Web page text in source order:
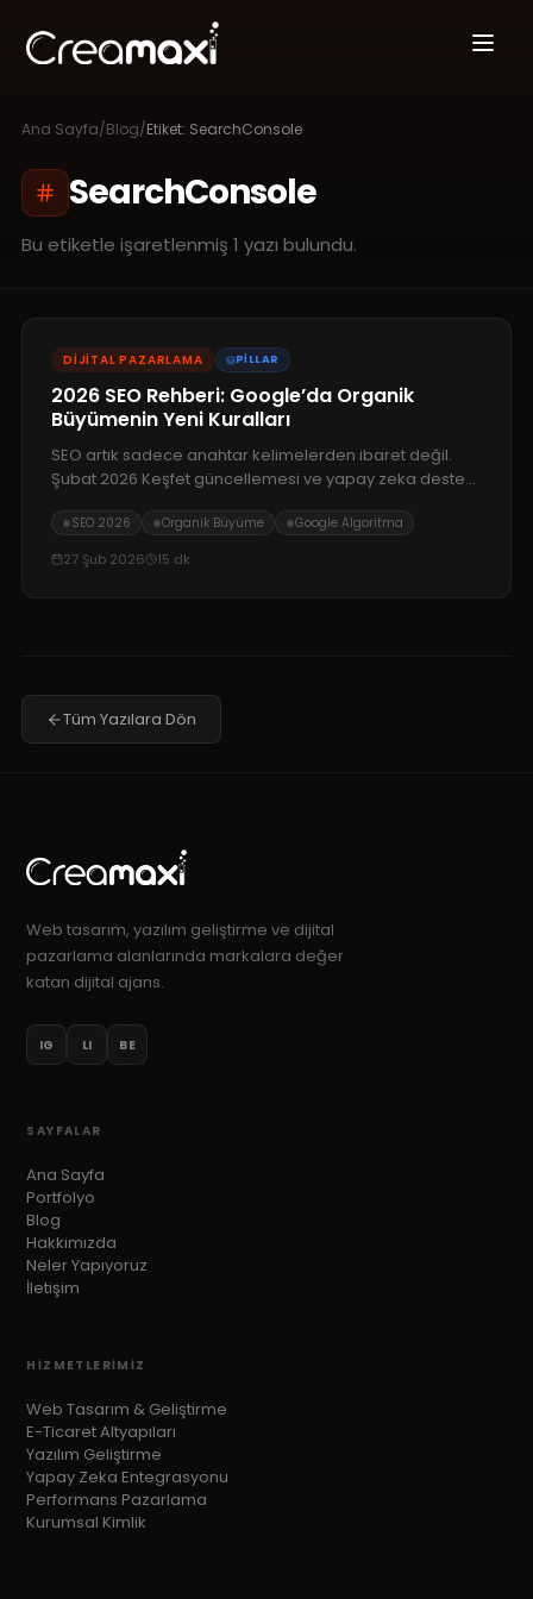
Ana Sayfa/Blog/Etiket: SearchConsole
SearchConsole
Bu etiketle işaretlenmiş 1 yazı bulundu.
DIJITAL PAZARLAMA PILLAR
2026 SEO Rehberi: Google’da Organik
Büyümenin Yeni Kuralları
SEO artık sadece anahtar kelimelerden ibaret değil.
Şubat 2026 Keşfet güncellemesi ve yapay zeka destekli
sitenizi nasıl bir otorite haline getireceğinizi öğrenin.
SEO 2026 Organik Büyüme Google Algoritma
27 Şub 2026 15 dk
Tüm Yazılara Dön
Web tasarım, yazılım geliştirme ve dijital
pazarlama alanlarında markalara değer
katan dijital ajans.
IG LI BE
SAYFALAR
Ana Sayfa
Portfolyo
Blog
Hakkımızda
Neler Yapıyoruz
İletişim
HIZMETLERIMIZ
Web Tasarım & Geliştirme
E-Ticaret Altyapıları
Yazılım Geliştirme
Yapay Zeka Entegrasyonu
Performans Pazarlama
Kurumsal Kimlik